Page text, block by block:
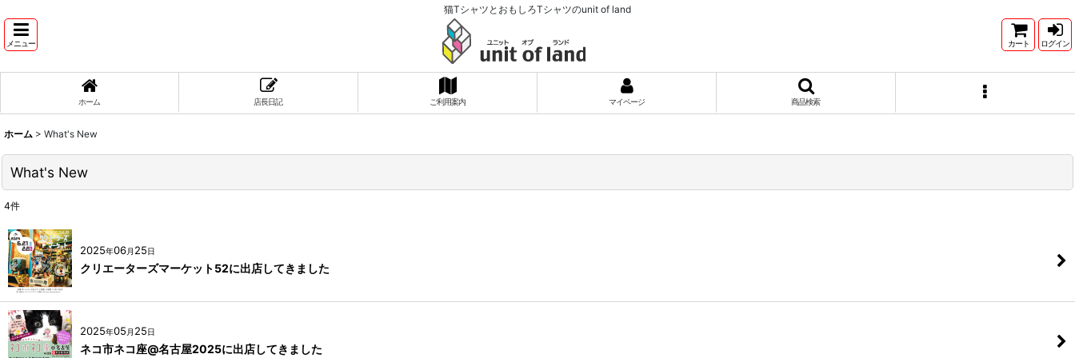
猫TシャツとおもしろTシャツのunit of land
メニュー カート ログイン
ホーム 店長日記 ご利用案内 マイページ 商品検索
ホーム > What's New
What's New
4件
2025年06月 25日
クリエーターズマーケット52に出店してきました
2025年05 月 25日
ネコ市ネコ座@名古屋2025に出店してきました